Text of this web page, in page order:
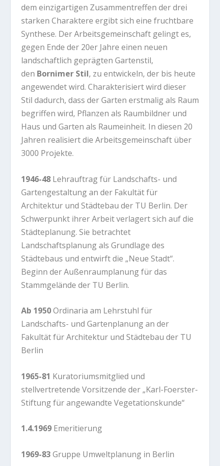
dem einzigartigen Zusammentreffen der drei
starken Charaktere ergibt sich eine fruchtbare
Synthese. Der Arbeitsgemeinschaft gelingt es,
gegen Ende der 20er Jahre einen neuen
landschaftlich geprägten Gartenstil,
den Bornimer Stil, zu entwickeln, der bis heute
angewendet wird. Charakterisiert wird dieser
Stil dadurch, dass der Garten erstmalig als Raum
begriffen wird, Pflanzen als Raumbildner und
Haus und Garten als Raumeinheit. In diesen 20
Jahren realisiert die Arbeitsgemeinschaft über
3000 Projekte.
1946-48Lehrauftrag für Landschafts- und
Gartengestaltung an der Fakultät für
Architektur und Städtebau der TU Berlin. Der
Schwerpunkt ihrer Arbeit verlagert sich auf die
Städteplanung. Sie betrachtet
Landschaftsplanung als Grundlage des
Städtebaus und entwirft die „Neue Stadt“.
Beginn der Außenraumplanung für das
Stammgelände der TU Berlin.
Ab 1950Ordinaria am Lehrstuhl für
Landschafts- und Gartenplanung an der
Fakultät für Architektur und Städtebau der TU
Berlin
1965-81 Kuratoriumsmitglied und
stellvertretende Vorsitzende der „Karl-Foerster-
Stiftung für angewandte Vegetationskunde“
1.4.1969Emeritierung
1969-83Gruppe Umweltplanung in Berlin